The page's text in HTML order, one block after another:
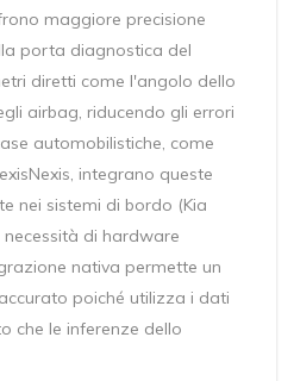
maggiore precisione
porta diagnostica del
diretti come l'angolo dello
airbag, riducendo gli errori
automobilistiche, come
integrano queste
nei sistemi di bordo (Kia
di hardware
nativa permette un
poiché utilizza i dati
che le inferenze dello